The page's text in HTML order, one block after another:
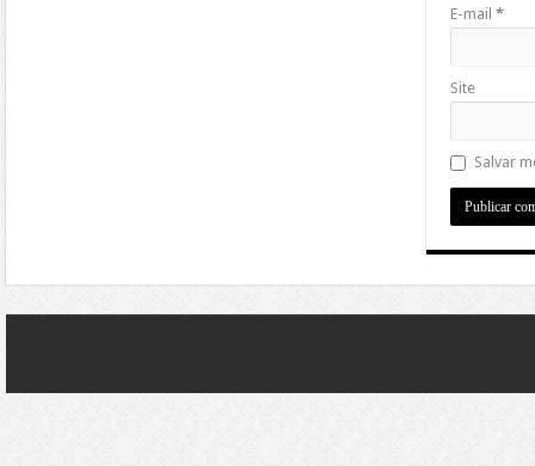
E-mail *
Site
Salvar